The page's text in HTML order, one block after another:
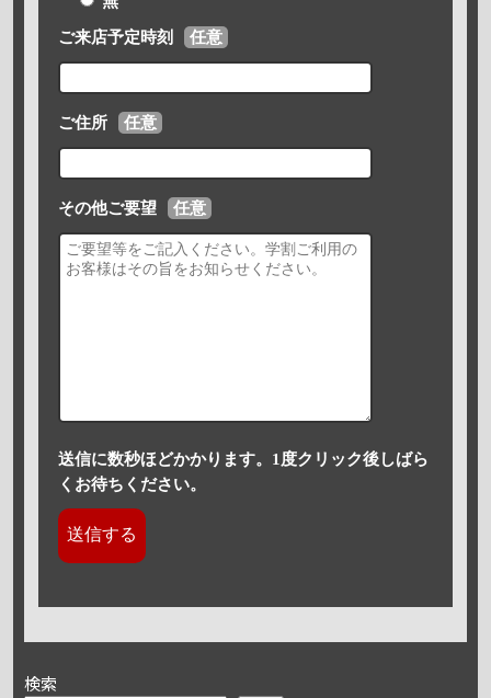
ご来店予定時刻 任意
ご住所 任意
その他ご要望 任意
送信に数秒ほどかかります。1度クリック後しばら
くお待ちください。
検索